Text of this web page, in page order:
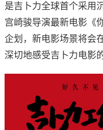
是吉卜力全球首个采用
宫崎骏导演最新电影《
企划，新电影场景将会
深切地感受吉卜力电影